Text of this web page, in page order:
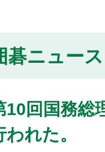
碁ニュー
10回国務総
われた。